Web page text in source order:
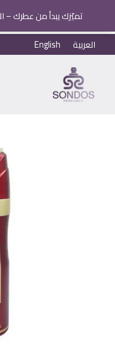
تميّزك يبدأ من عطرك –
تخطي
إلى
العربية English